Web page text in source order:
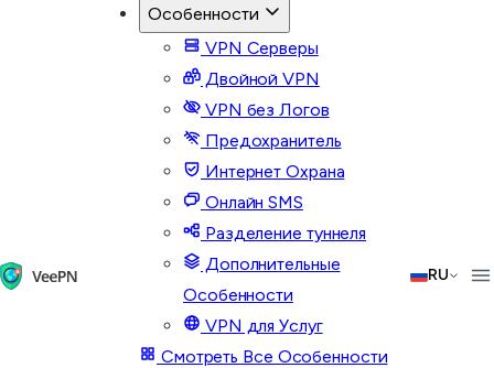
Особенности
VPN Серверы
Двойной VPN
VPN без Логов
Предохранитель
Интернет Охрана
Онлайн SMS
Разделение туннеля
Дополнительные
Особенности
VPN для Услуг
Смотреть Все Особенности
RU